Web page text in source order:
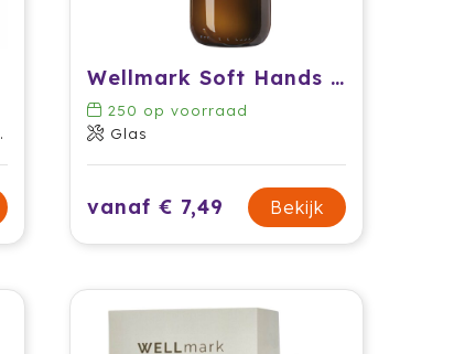
Wellmark Soft Hands 250 ml handlotiondispenser
250 op voorraad
Glas
vanaf € 7,49 Bekijk